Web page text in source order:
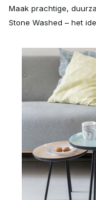
Maak prachtige,
Stone Washed – het